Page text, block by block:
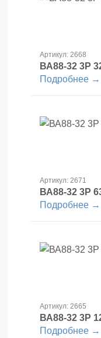
Артикул: 2668
ВА88-32 3Р
Подробнее →
Артикул: 2671
ВА88-32 3Р
Подробнее →
Артикул: 2665
ВА88-32 3Р
Подробнее →